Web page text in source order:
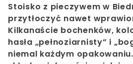
Stoisko z pieczywem w
przytłoczyć nawet
Kilkanaście bochenków,
hasła „pełnoziarnisty” i
niemal każdym